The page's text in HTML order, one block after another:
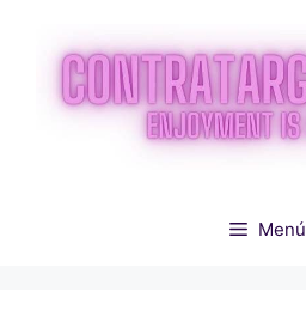
contenido
Menú